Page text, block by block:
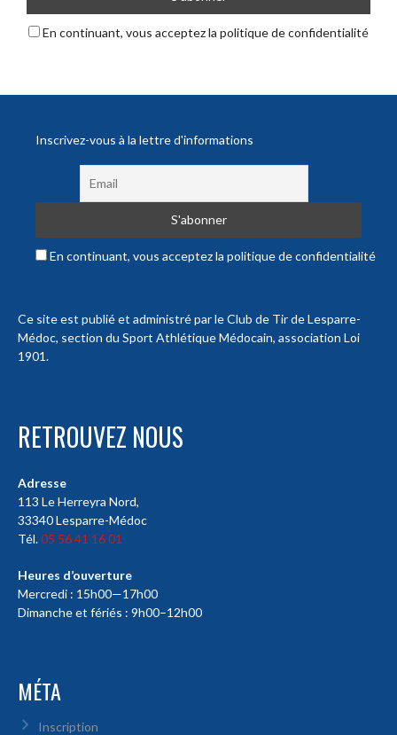
En continuant, vous acceptez la politique de confidentialité
Inscrivez-vous à la lettre d'informations
En continuant, vous acceptez la politique de confidentialité
Ce site est publié et administré par le Club de Tir de Lesparre-
Médoc, section du Sport Athlétique Médocain, association Loi
1901.
RETROUVEZ NOUS
Adresse
113 Le Herreyra Nord,
33340 Lesparre-Médoc
Tél.05 56 41 16 01
Heures d’ouverture
Mercredi : 15h00—17h00
Dimanche et fériés : 9h00–12h00
MÉTA
Inscription